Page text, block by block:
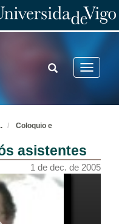
Toggle
TOGGLE
SEARCH
Coloquio e
asistentes
1 de dec. de 2005